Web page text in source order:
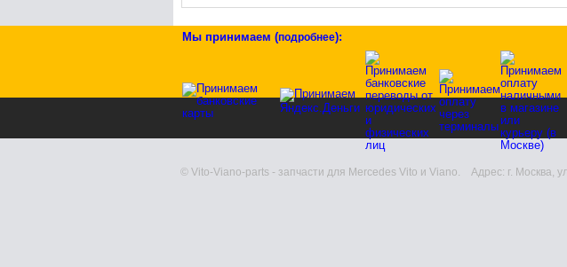
Мы принимаем (подробнее):
© Vito-Viano-parts - запчасти для Mercedes Vito и Viano. Адрес: г. Москва,